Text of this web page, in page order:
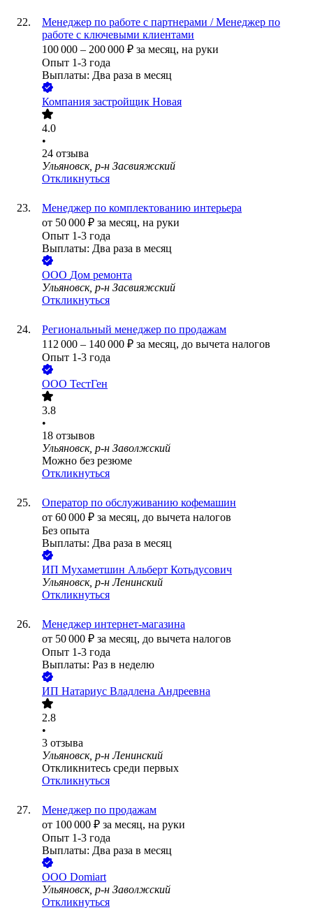
Менеджер по работе с партнерами / Менеджер по
работе с ключевыми клиентами
100 000 – 200 000 ₽ за месяц, на руки
Опыт 1-3 года
Выплаты: Два раза в месяц
Компания застройщик Новая
4.0
•
24 отзыва
Ульяновск, р-н Засвияжский
Откликнуться
Менеджер по комплектованию интерьера
от 50 000 ₽ за месяц, на руки
Опыт 1-3 года
Выплаты: Два раза в месяц
ООО Дом ремонта
Ульяновск, р-н Засвияжский
Откликнуться
Региональный менеджер по продажам
112 000 – 140 000 ₽ за месяц, до вычета налогов
Опыт 1-3 года
ООО ТестГен
3.8
•
18 отзывов
Ульяновск, р-н Заволжский
Можно без резюме
Откликнуться
Оператор по обслуживанию кофемашин
от 60 000 ₽ за месяц, до вычета налогов
Без опыта
Выплаты: Два раза в месяц
ИП Мухаметшин Альберт Котьдусович
Ульяновск, р-н Ленинский
Откликнуться
Менеджер интернет-магазина
от 50 000 ₽ за месяц, до вычета налогов
Опыт 1-3 года
Выплаты: Раз в неделю
ИП Натариус Владлена Андреевна
2.8
•
3 отзыва
Ульяновск, р-н Ленинский
Откликнитесь среди первых
Откликнуться
Менеджер по продажам
от 100 000 ₽ за месяц, на руки
Опыт 1-3 года
Выплаты: Два раза в месяц
ООО Domiart
Ульяновск, р-н Заволжский
Откликнуться